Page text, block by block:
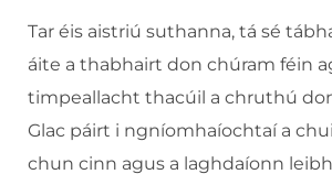
Tar éis aistriú suthanna, tá sé
áite a thabhairt don chúram féin
timpeallacht thacúil a chruthú
Glac páirt i ngníomhaíochtaí a
chun cinn agus a laghdaíonn